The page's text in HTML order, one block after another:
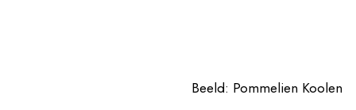
Beeld: Pommelien Koolen